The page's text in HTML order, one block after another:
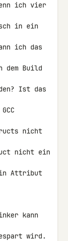
ich vier
in ein
ich das
dem Build
Ist das
nicht
nicht ein
Attribut
kann
wird.